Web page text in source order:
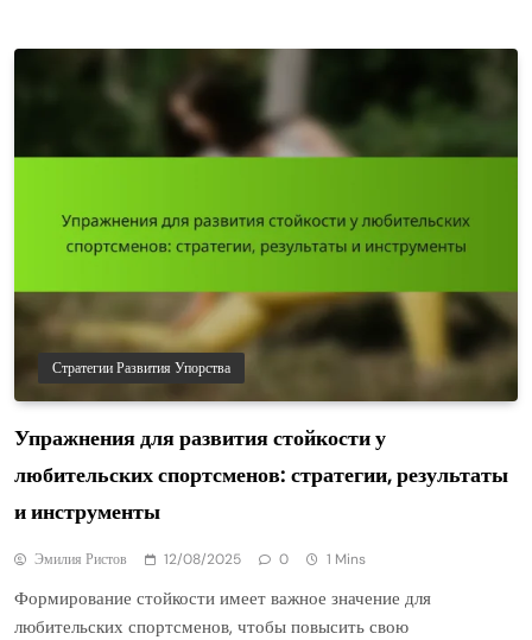
Стратегии Развития Упорства
Упражнения для развития стойкости у
любительских спортсменов: стратегии, результаты
и инструменты
Эмилия Ристов 12/08/2025 0 1 Mins
Формирование стойкости имеет важное значение для
любительских спортсменов, чтобы повысить свою